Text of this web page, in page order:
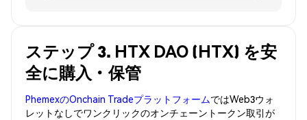
ステップ 3. HTX DAO (HTX) を安
全に購入・保管
PhemexのOnchain TradeプラットフォームではWeb3ウォ
レットなしでワンクリックのオンチェーントークン取引が